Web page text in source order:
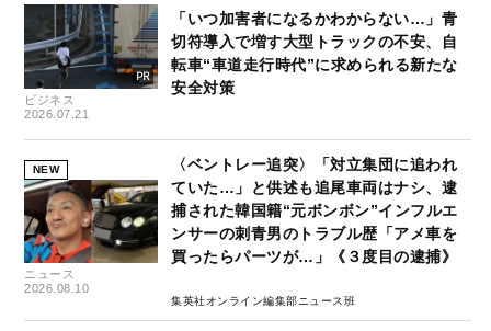
ビジネス
2026.07.21
「いつ加害者になるかわからない…」青
切符導入で増す大型トラックの不安、自
転車“車道走行時代”に求められる新たな
安全対策
NEW
ニュース
2026.08.10
〈ベントレー追突〉「対立集団に追われ
ていた…」と供述も追尾車両はナシ、逮
捕された韓国籍“元ボンボン”インフルエ
ンサーの刺青男のトラブル歴「アメ車を
買ったらパーツが…」《３度目の逮捕》
集英社オンライン編集部ニュース班